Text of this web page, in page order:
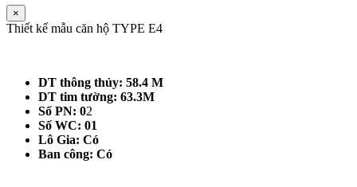
×
Thiết kế mẫu căn hộ TYPE E4
DT thông thủy: 58.4 M
DT tim tường: 63.3M
Số PN: 02
Số WC: 01
Lô Gia: Có
Ban công: Có